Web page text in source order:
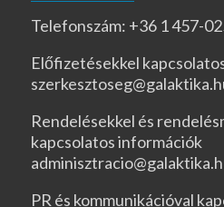
Telefonszám: +36 1 457-
Előfizetésekkel
Rendelésekkel és
kapcsolatos információk
PR és kommunikációval